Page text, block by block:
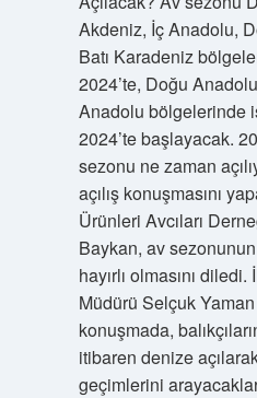
Akdeniz, İç Anadolu,
Batı Karadeniz
2024’te, Doğu
Anadolu bölgelerinde
2024’te başlayacak.
sezonu ne zaman
açılış konuşmasını
Ürünleri Avcıları
Baykan, av sezonunun
hayırlı olmasını
Müdürü Selçuk Yaman
konuşmada,
itibaren denize
geçimlerini